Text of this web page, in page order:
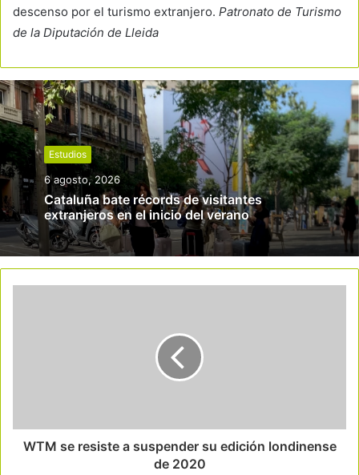
descenso por el turismo extranjero. Patronato de Turismo
de la Diputación de Lleida
Estudios
6 agosto, 2026
Cataluña bate récords de visitantes
extranjeros en el inicio del verano
WTM se resiste a suspender su edición londinense
de 2020